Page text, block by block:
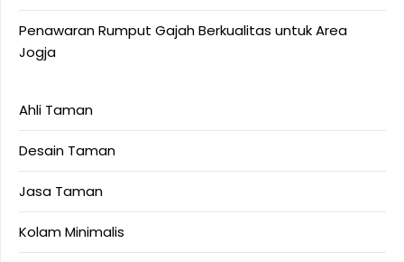
Penawaran Rumput Gajah Berkualitas untuk Area
Jogja
Ahli Taman
Desain Taman
Jasa Taman
Kolam Minimalis